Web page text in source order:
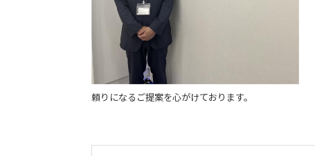
頼りになるご提案を心がけております。